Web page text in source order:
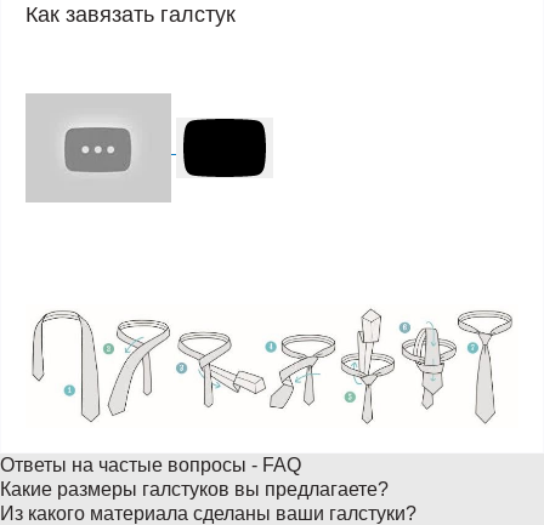
Как завязать галстук
Ответы на частые вопросы - FAQ
Какие размеры галстуков вы предлагаете?
Из какого материала сделаны ваши галстуки?